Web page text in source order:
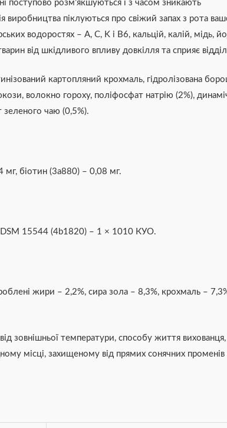
поступово розм’якшуються і з часом зникають
виробництва піклуються про свіжий запах з рота
водоростях – A, C, K і B6, кальцій, калій, мідь,
від шкідливого впливу довкілля та сприяє
картопляний крохмаль, гідролізована
волокно гороху, поліфосфат натрію (2%),
зеленого чаю (0,5%).
мг, біотин (3a880) – 0,08 мг.
DSM 15544 (4b1820) – 1 × 1010 КУО.
жири – 2,2%, сира зола – 8,3%, крохмаль –
зовнішньої температури, способу життя
місці, захищеному від прямих сонячних